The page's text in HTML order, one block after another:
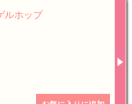
ルホップ